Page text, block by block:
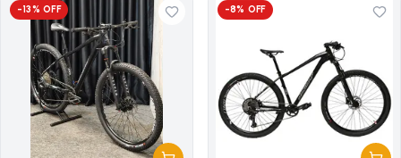
-13% OFF -8% OFF